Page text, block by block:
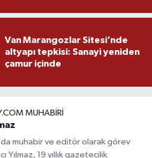
Van Marangozlar Sitesi’nde
altyapı tepkisi: Sanayi yeniden
çamur içinde
MUHABIRI
muhabir ve editör olarak görev
Yılmaz, 19 yıllık gazetecilik